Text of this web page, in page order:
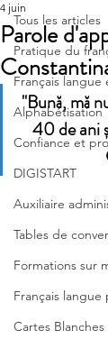
Tous les articles
Pratique du
Français langue
Alphabétisation
Confiance et
DIGISTART
Auxiliaire
Tables de
Formations sur
Français langue
Cartes Blanches
Parole
4 juin
"Bună, mă
40 de ani